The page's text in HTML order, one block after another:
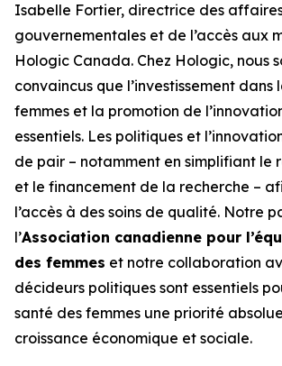
Isabelle Fortier, directrice des
gouvernementales et de l’accès aux
Hologic Canada. Chez Hologic, nous
convaincus que l’investissement dans
femmes et la promotion de
essentiels. Les politiques et
de pair – notamment en simplifiant le
et le financement de la recherche –
l’accès à des soins de qualité. Notre
l’Association canadienne pour
des femmes et notre collaboration
décideurs politiques sont essentiels
santé des femmes une priorité
croissance économique et sociale.